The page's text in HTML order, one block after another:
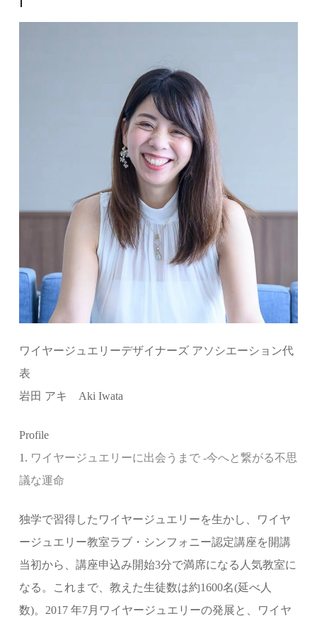
ワイヤージュエリーデザイナーズ アソシエーション代
表
岩田 アキ Aki Iwata
Profile
1. ワイヤージュエリーに出会うまで -今へと繋がる不思
議な運命
独学で習得したワイヤージュエリーを生かし、ワイヤ
ージュエリー教室ラブ・シンフォニー認定講座を開講
当初から、講座申込み開始3分で満席になる人気教室に
なる。これまで、教えた生徒数は約1600名(延べ人
数)。2017 年7月ワイヤージュエリーの発展と、ワイヤ